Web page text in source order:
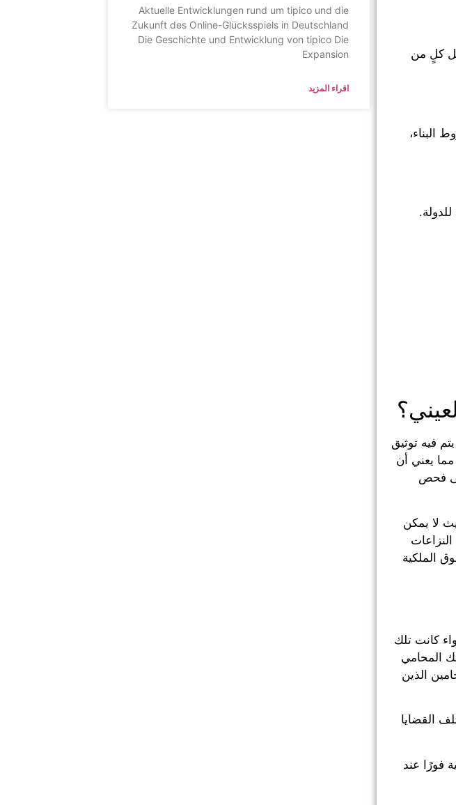
كلٍ من
البناء،
فيه توثيق
مما يعني أن
فحص
لا يمكن
الملكية
كانت تلك
المحامي
الذين
القضايا
فورًا عند
Aktuelle Entwicklungen rund um tipico und die
Zukunft des Online-Glücksspiels in Deutschland
Die Geschichte und Entwicklung von tipico Die
Expansion
اقراء المزيد